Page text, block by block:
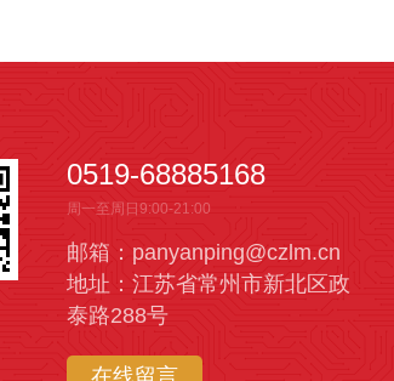
0519-68885168
周一至周日9:00-21:00
邮箱：panyanping@czlm.cn
地址：江苏省常州市新北区政
泰路288号
在线留言